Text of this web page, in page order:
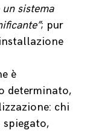
sistema
; pur
è
determinato,
chi
spiegato,